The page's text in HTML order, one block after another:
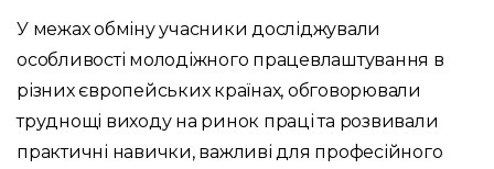
У межах обміну учасники досліджували
особливості молодіжного працевлаштування в
різних європейських країнах, обговорювали
труднощі виходу на ринок праці та розвивали
практичні навички, важливі для професійного